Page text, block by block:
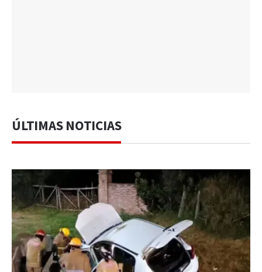
ÚLTIMAS NOTICIAS